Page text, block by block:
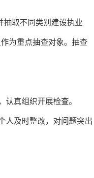
抽取不同类别建设执业
为重点抽查对象。抽查
真组织开展检查。
人及时整改，对问题突出